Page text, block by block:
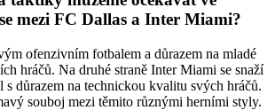
mezi FC Dallas a Inter Miami?
ofenzivním fotbalem a důrazem na mladé
hráčů. Na druhé straně Inter Miami se snaží
s důrazem na technickou kvalitu svých hráčů.
souboj mezi těmito různými herními styly.